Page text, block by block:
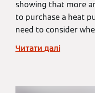
showing that more
to purchase a heat
need to consider
Читати далі